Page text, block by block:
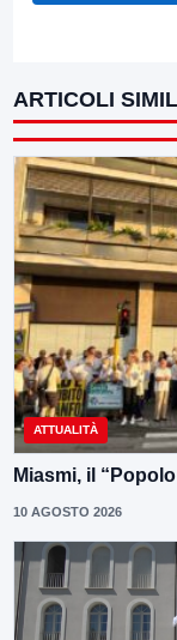
ARTICOLI
ATTUALITÀ
Miasmi, il
10 AGOSTO 2026